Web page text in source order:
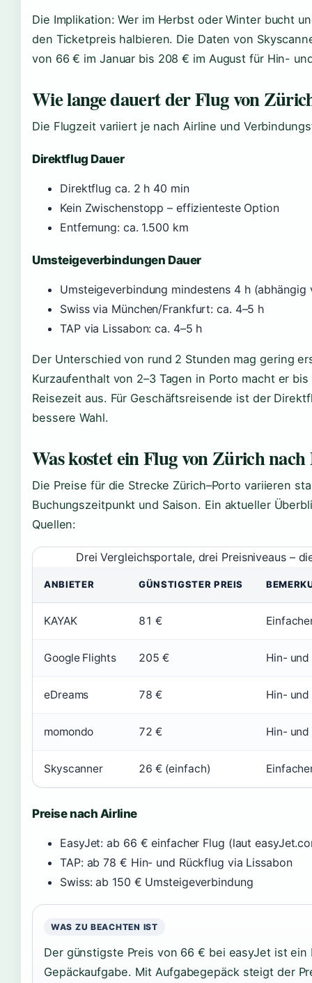
Die Implikation: Wer im Herbst oder Winter bucht
den Ticketpreis halbieren. Die Daten von
von 66 € im Januar bis 208 € im August für Hin-
Wie lange dauert der Flug von
Die Flugzeit variiert je nach Airline und
Direktflug Dauer
Direktflug ca. 2 h 40 min
Kein Zwischenstopp – effizienteste Option
Entfernung: ca. 1.500 km
Umsteigeverbindungen Dauer
Umsteigeverbindung mindestens 4 h
Swiss via München/Frankfurt: ca. 4–5 h
TAP via Lissabon: ca. 4–5 h
Der Unterschied von rund 2 Stunden mag gering
Kurzaufenthalt von 2–3 Tagen in Porto macht er
Reisezeit aus. Für Geschäftsreisende ist der
bessere Wahl.
Was kostet ein Flug von Zürich nach
Die Preise für die Strecke Zürich–Porto variieren
Buchungszeitpunkt und Saison. Ein aktueller
Quellen:
Drei Vergleichsportale, drei Preisniveaus –
ANBIETER GÜNSTIGSTER PREIS
KAYAK 81 €
Google Flights 205 € Hin-
eDreams 78 € Hin-
momondo 72 € Hin-
Skyscanner 26 € (einfach)
Preise nach Airline
EasyJet: ab 66 € einfacher Flug (laut
TAP: ab 78 € Hin- und Rückflug via Lissabon
Swiss: ab 150 € Umsteigeverbindung
WAS ZU BEACHTEN IST
Der günstigste Preis von 66 € bei easyJet ist ein
Gepäckaufgabe. Mit Aufgabegepäck steigt der